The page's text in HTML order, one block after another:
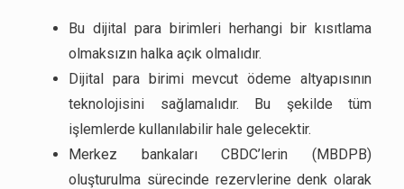
Bu dijital para birimleri herhangi bir kısıtlama
olmaksızın halka açık olmalıdır.
Dijital para birimi mevcut ödeme altyapısının
teknolojisini sağlamalıdır. Bu şekilde tüm
işlemlerde kullanılabilir hale gelecektir.
Merkez bankaları CBDC’lerin (MBDPB)
oluşturulma sürecinde rezervlerine denk olarak